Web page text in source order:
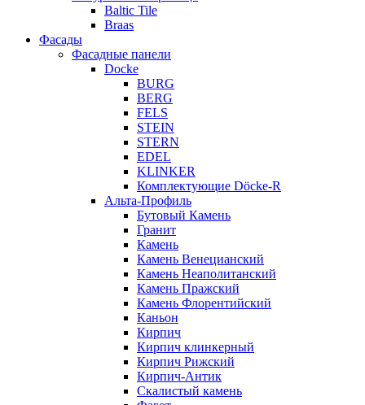
Baltic Tile
Braas
Фасады
Фасадные панели
Docke
BURG
BERG
FELS
STEIN
STERN
EDEL
KLINKER
Комплектующие Döcke-R
Альта-Профиль
Бутовый Камень
Гранит
Камень
Камень Венецианский
Камень Неаполитанский
Камень Пражский
Камень Флорентийский
Каньон
Кирпич
Кирпич клинкерный
Кирпич Рижский
Кирпич-Антик
Скалистый камень